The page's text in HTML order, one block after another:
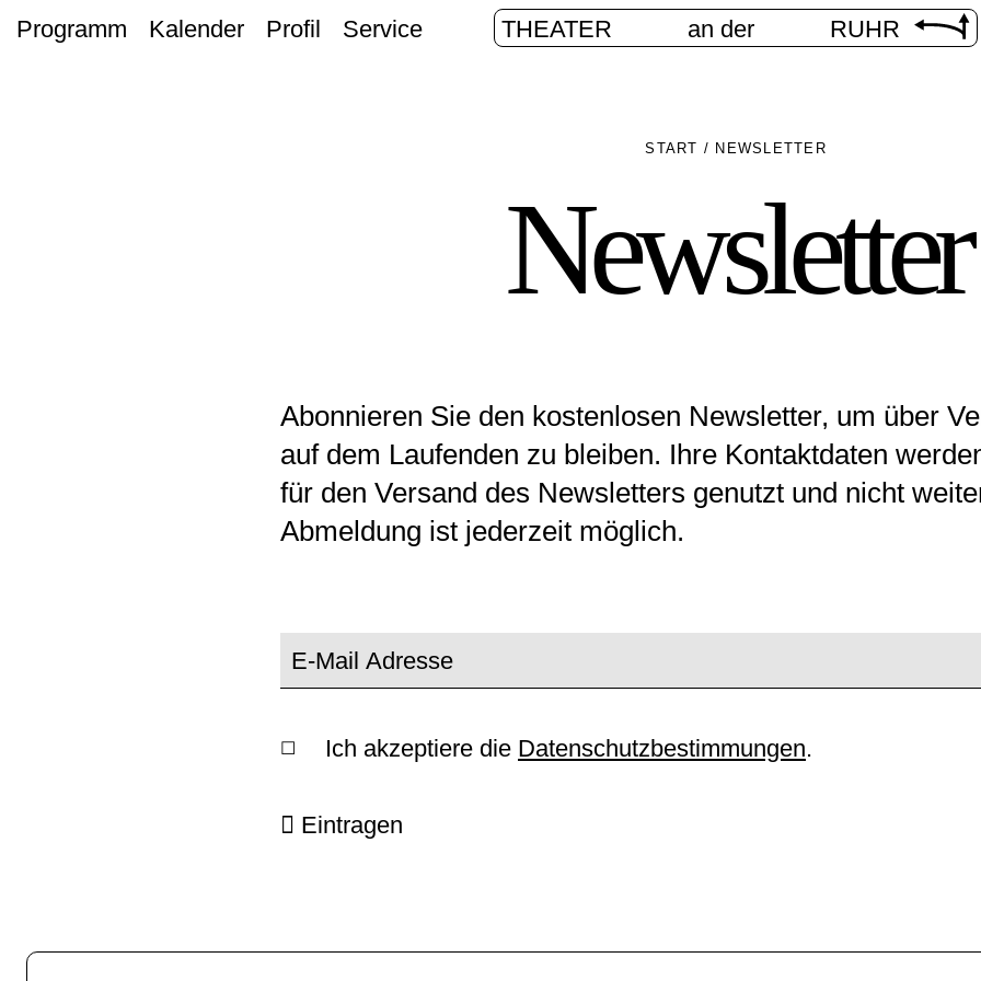
Programm Kalender Profil Service THEATER an der RUHR
START / NEWSLETTER
Newsletter
Abonnieren Sie den kostenlosen Newsletter, um über
auf dem Laufenden zu bleiben. Ihre Kontaktdaten
für den Versand des Newsletters genutzt und nicht
Abmeldung ist jederzeit möglich.
Ich akzeptiere die Datenschutzbestimmungen.
Eintragen